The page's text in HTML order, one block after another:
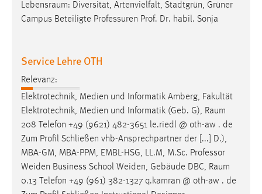
Lebensraum: Diversität, Artenvielfalt, Stadtgrün, Grüner
Campus Beteiligte Professuren Prof. Dr. habil. Sonja
Service Lehre OTH
Relevanz:
Elektrotechnik, Medien und Informatik Amberg, Fakultät
Elektrotechnik, Medien und Informatik (Geb. G), Raum
208 Telefon +49 (9621) 482-3651 le.riedl @ oth-aw . de
Zum Profil Schließen vhb-Ansprechpartner der [...] D.),
MBA-GM, MBA-PPM, EMBL-HSG, LL.M, M.Sc. Professor
Weiden Business School Weiden, Gebäude DBC, Raum
0.13 Telefon +49 (961) 382-1327 q.kamran @ oth-aw . de